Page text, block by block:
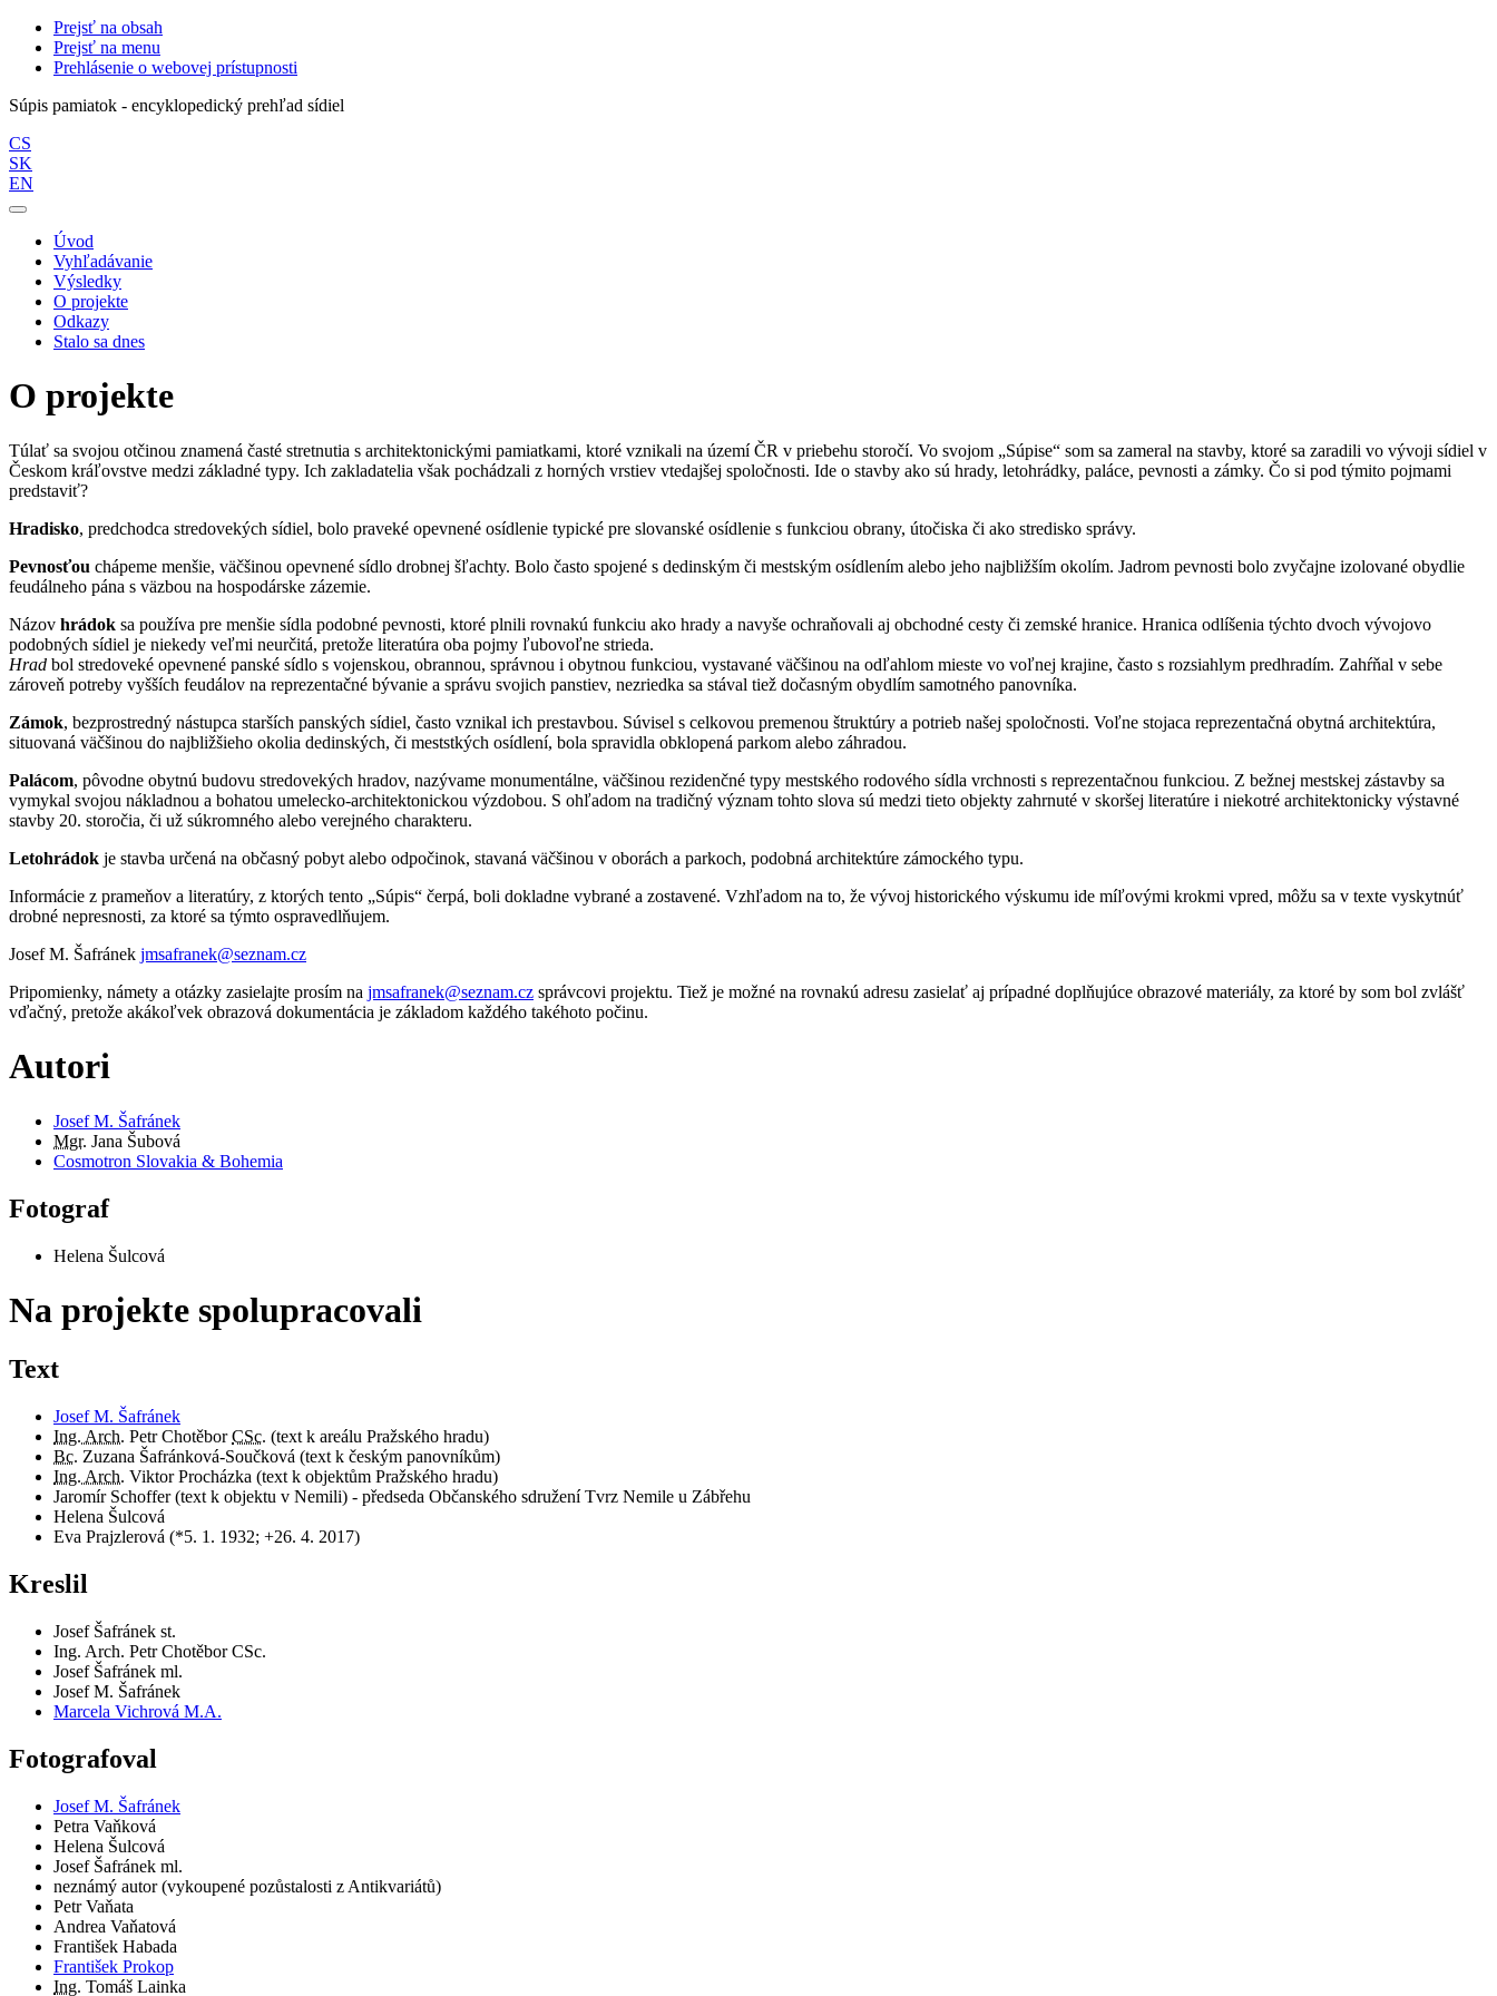
Prejsť na obsah
Prejsť na menu
Prehlásenie o webovej prístupnosti
Súpis pamiatok - encyklopedický prehľad sídiel
CS
SK
EN
Úvod
Vyhľadávanie
Výsledky
O projekte
Odkazy
Stalo sa dnes
O projekte
Túlať sa svojou otčinou znamená časté stretnutia s architektonickými pamiatkami, ktoré vznikali na území ČR v priebehu storočí. Vo svojom „Súpise“ som sa zameral na stavby, ktoré sa zaradili vo vývoji sídiel v
Českom kráľovstve medzi základné typy. Ich zakladatelia však pochádzali z horných vrstiev vtedajšej spoločnosti. Ide o stavby ako sú hrady, letohrádky, paláce, pevnosti a zámky. Čo si pod týmito pojmami
predstaviť?
Hradisko, predchodca stredovekých sídiel, bolo praveké opevnené osídlenie typické pre slovanské osídlenie s funkciou obrany, útočiska či ako stredisko správy.
Pevnosťou chápeme menšie, väčšinou opevnené sídlo drobnej šľachty. Bolo často spojené s dedinským či mestským osídlením alebo jeho najbližším okolím. Jadrom pevnosti bolo zvyčajne izolované obydlie
feudálneho pána s väzbou na hospodárske zázemie.
Názov hrádok sa používa pre menšie sídla podobné pevnosti, ktoré plnili rovnakú funkciu ako hrady a navyše ochraňovali aj obchodné cesty či zemské hranice. Hranica odlíšenia týchto dvoch vývojovo
podobných sídiel je niekedy veľmi neurčitá, pretože literatúra oba pojmy ľubovoľne strieda.
Hrad bol stredoveké opevnené panské sídlo s vojenskou, obrannou, správnou i obytnou funkciou, vystavané väčšinou na odľahlom mieste vo voľnej krajine, často s rozsiahlym predhradím. Zahŕňal v sebe
zároveň potreby vyšších feudálov na reprezentačné bývanie a správu svojich panstiev, nezriedka sa stával tiež dočasným obydlím samotného panovníka.
Zámok, bezprostredný nástupca starších panských sídiel, často vznikal ich prestavbou. Súvisel s celkovou premenou štruktúry a potrieb našej spoločnosti. Voľne stojaca reprezentačná obytná architektúra,
situovaná väčšinou do najbližšieho okolia dedinských, či meststkých osídlení, bola spravidla obklopená parkom alebo záhradou.
Palácom, pôvodne obytnú budovu stredovekých hradov, nazývame monumentálne, väčšinou rezidenčné typy mestského rodového sídla vrchnosti s reprezentačnou funkciou. Z bežnej mestskej zástavby sa
vymykal svojou nákladnou a bohatou umelecko-architektonickou výzdobou. S ohľadom na tradičný význam tohto slova sú medzi tieto objekty zahrnuté v skoršej literatúre i niekotré architektonicky výstavné
stavby 20. storočia, či už súkromného alebo verejného charakteru.
Letohrádok je stavba určená na občasný pobyt alebo odpočinok, stavaná väčšinou v oborách a parkoch, podobná architektúre zámockého typu.
Informácie z prameňov a literatúry, z ktorých tento „Súpis“ čerpá, boli dokladne vybrané a zostavené. Vzhľadom na to, že vývoj historického výskumu ide míľovými krokmi vpred, môžu sa v texte vyskytnúť
drobné nepresnosti, za ktoré sa týmto ospravedlňujem.
Josef M. Šafránek jmsafranek@seznam.cz
Pripomienky, námety a otázky zasielajte prosím na jmsafranek@seznam.cz správcovi projektu. Tiež je možné na rovnakú adresu zasielať aj prípadné doplňujúce obrazové materiály, za ktoré by som bol zvlášť
vďačný, pretože akákoľvek obrazová dokumentácia je základom každého takéhoto počinu.
Autori
Josef M. Šafránek
Mgr. Jana Šubová
Cosmotron Slovakia & Bohemia
Fotograf
Helena Šulcová
Na projekte spolupracovali
Text
Josef M. Šafránek
Ing. Arch. Petr ChotěborCSc. (text k areálu Pražského hradu)
Bc. Zuzana Šafránková-Součková (text k českým panovníkům)
Ing. Arch. Viktor Procházka (text k objektům Pražského hradu)
Jaromír Schoffer (text k objektu v Nemili) - předseda Občanského sdružení Tvrz Nemile u Zábřehu
Helena Šulcová
Eva Prajzlerová (*5. 1. 1932; +26. 4. 2017)
Kreslil
Josef Šafránek st.
Ing. Arch. Petr Chotěbor CSc.
Josef Šafránek ml.
Josef M. Šafránek
Marcela Vichrová M.A.
Fotografoval
Josef M. Šafránek
Petra Vaňková
Helena Šulcová
Josef Šafránek ml.
neznámý autor (vykoupené pozůstalosti z Antikvariátů)
Petr Vaňata
Andrea Vaňatová
František Habada
František Prokop
Ing. Tomáš Lainka